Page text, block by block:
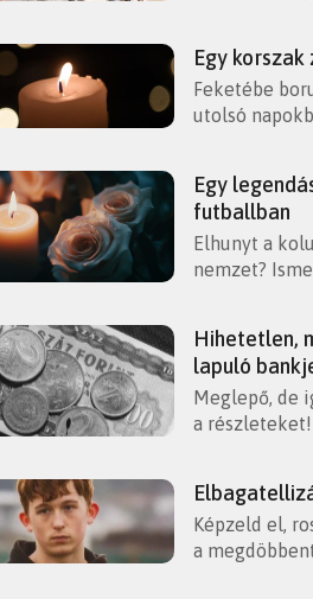
Egy
Feketébe
utolsó
Egy
futballban
Elhunyt a
nemzet?
Hihetetlen,
lapuló
Meglepő, de
a részleteket!
Képzeld el,
a